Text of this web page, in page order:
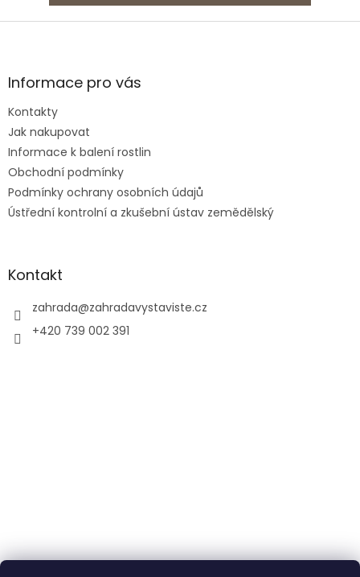
Z
aInformace pro vás
Kontakty
Jak nakupovat
Informace k balení rostlin
Obchodní podmínky
Podmínky ochrany osobních údajů
Ústřední kontrolní a zkušební ústav zemědělský
Kontakt
zahrada@zahradavystaviste.cz
+420 739 002 391